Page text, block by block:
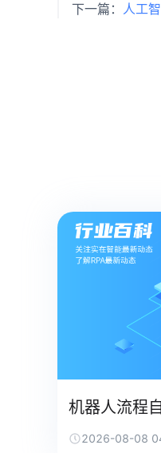
下一篇： 人工
机器人流程
2026-08-08